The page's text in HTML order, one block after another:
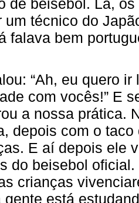
de beisebol. Lá,
um técnico do
falava bem
“Ah, eu quero
com vocês!” E
a nossa prática.
depois com o
E aí depois ele
do beisebol
crianças
gente está